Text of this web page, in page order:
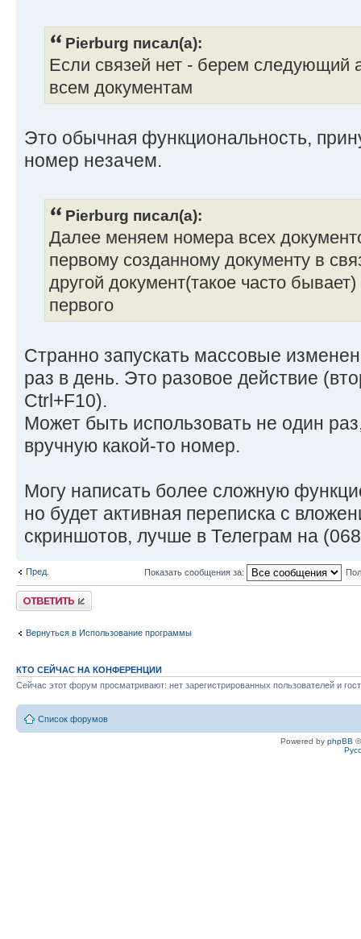
Pierburg писал(а):
Если связей нет - берем следующий
всем документам
Это обычная функциональность,
номер незачем.
Pierburg писал(а):
Далее меняем номера всех
первому созданному документу в
другой документ(такое часто
первого
Странно запускать массовые
раз в день. Это разовое действие
Ctrl+F10).
Может быть использовать не один
вручную какой-то номер.
Могу написать более сложную
но будет активная переписка с
скриншотов, лучше в Телеграм на
Пред. Показать сообщения за:
Ответить
Вернуться в Использование программы
КТО СЕЙЧАС НА КОНФЕРЕНЦИИ
Сейчас этот форум просматривают: нет зарегистрированных пользователей и
Список форумов
Powered by phpBB